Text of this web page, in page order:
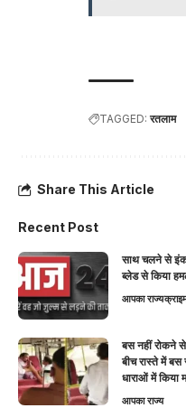
TAGGED: रतलाम
Share This Article
Recent Post
साथ चलने से
ब्लेड से किया
आपका राज्य
बस नहीं रोकने से
बीच रास्ते में
धाराओं में किया
आपका राज्य